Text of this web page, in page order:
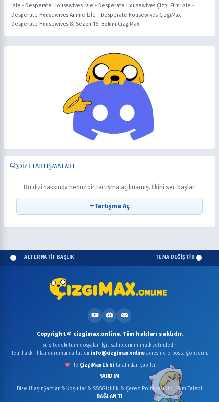
İzle - Desperate Housewives İzle - Desperate Housewives Çizgi Film İzle -
Desperate Housewives Anime İzle - Desperate Housewives ÇizgiMax -
Desperate Housewives 8. Sezon 16. Bölüm ÇizgiMax
DIZI TARTIŞMALARI
Bu dizi hakkında henüz bir tartışma açılmamış. İlkini sen başlat!
Tartışma Aç
ALTERNATİF BAŞLIK TEMA DEĞİŞTİR
YARDIM
Bize UlaşınŞartlar & Koşullar & SSSGizlilik & Çerez PolitikasıDizi/Film Talebi
BAĞLANTI
Copyright © cizgimax.online. Tüm hakları saklıdır.
Bu sitedeki tüm dosyalar ilgili sahiplerinin mülkiyetindedir.
Telif hakkı ihlali durumunda lütfen info@cizgimax.onlineadresine e-posta gönderin.
ile ÇizgiMax Ekibitarafından yapıldı